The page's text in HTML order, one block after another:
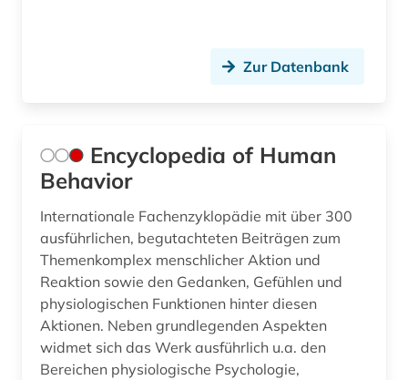
Zur Datenbank
Encyclopedia of Human
Behavior
Internationale Fachenzyklopädie mit über 300
ausführlichen, begutachteten Beiträgen zum
Themenkomplex menschlicher Aktion und
Reaktion sowie den Gedanken, Gefühlen und
physiologischen Funktionen hinter diesen
Aktionen. Neben grundlegenden Aspekten
widmet sich das Werk ausführlich u.a. den
Bereichen physiologische Psychologie,